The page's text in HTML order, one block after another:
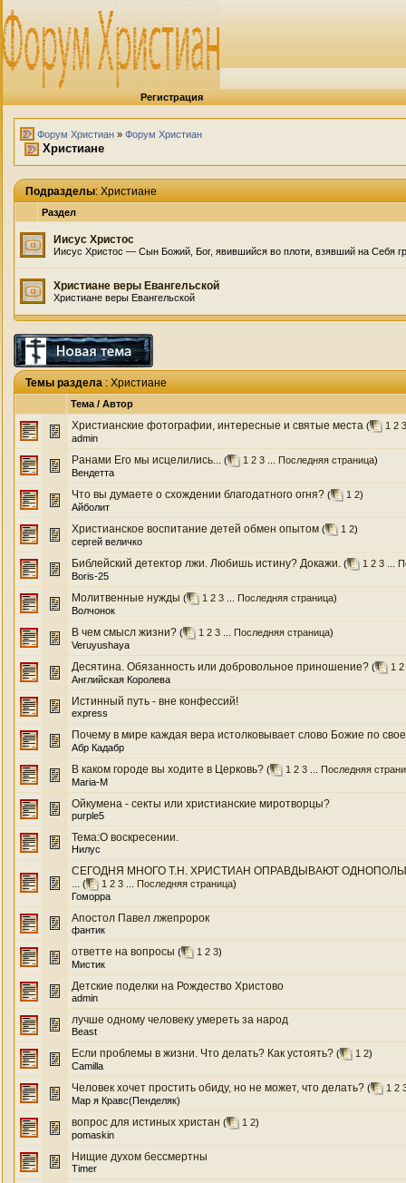
Регистрация
Форум Христиан » Форум Христиан
Христиане
Подразделы: Христиане
Раздел
Иисус Христос
Иисус Христос — Сын Божий, Бог, явившийся во плоти, взявший на Себя
Христиане веры Евангельской
Христиане веры Евангельской
Темы раздела: Христиане
Тема / Автор
Христианские фотографии, интересные и святые места ( 1 2 3
admin
Ранами Его мы исцелились... ( 1 2 3 Последняя страница)
Вендетта
Что вы думаете о схождении благодатного огня? ( 1 2)
Айболит
Христианское воспитание детей обмен опытом ( 1 2)
сергей величко
Библейский детектор лжи. Любишь истину? Докажи. ( 1 2 3
Boris-25
Молитвенные нужды ( 1 2 3 Последняя страница)
Волчонок
В чем смысл жизни? ( 1 2 3 Последняя страница)
Veruyushaya
Десятина. Обязанность или добровольное приношение? ( 1 2
Английская Королева
Истинный путь - вне конфессий!
express
Почему в мире каждая вера истолковывает слово Божие по
Абр Кадабр
В каком городе вы ходите в Церковь? ( 1 2 3
Последняя
Maria-M
Ойкумена - секты или христианские миротворцы?
purple5
Тема:О воскресении.
Нилус
СЕГОДНЯ МНОГО Т.Н. ХРИСТИАН ОПРАВДЫВАЮТ
... ( 1 2 3 Последняя страница)
Гоморра
Апостол Павел лжепророк
фантик
ответте на вопросы ( 1 2 3)
Мистик
Детские поделки на Рождество Христово
admin
лучше одному человеку умереть за народ
Beast
Если проблемы в жизни. Что делать? Как устоять? ( 1 2)
Camilla
Человек хочет простить обиду, но не может, что делать? ( 1 2
Мар я Кравс(Пенделяк)
вопрос для истиных христан ( 1 2)
pomaskin
Нищие духом бессмертны
Timer